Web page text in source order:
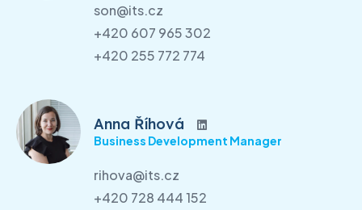
son@its.cz
+420 607 965 302
+420 255 772 774
Anna Říhová
Business Development Manager
rihova@its.cz
+420 728 444 152